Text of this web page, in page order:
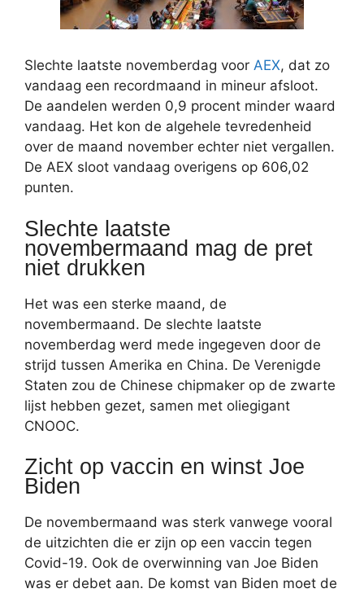
Slechte laatste novemberdag voor AEX, dat zo
vandaag een recordmaand in mineur afsloot.
De aandelen werden 0,9 procent minder waard
vandaag. Het kon de algehele tevredenheid
over de maand november echter niet vergallen.
De AEX sloot vandaag overigens op 606,02
punten.
Slechte laatste
novembermaand mag de pret
niet drukken
Het was een sterke maand, de
novembermaand. De slechte laatste
novemberdag werd mede ingegeven door de
strijd tussen Amerika en China. De Verenigde
Staten zou de Chinese chipmaker op de zwarte
lijst hebben gezet, samen met oliegigant
CNOOC.
Zicht op vaccin en winst Joe
Biden
De novembermaand was sterk vanwege vooral
de uitzichten die er zijn op een vaccin tegen
Covid-19. Ook de overwinning van Joe Biden
was er debet aan. De komst van Biden moet de